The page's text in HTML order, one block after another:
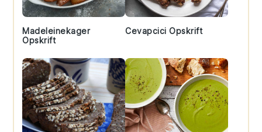
Madeleinekager
Opskrift
Cevapcici Opskrift